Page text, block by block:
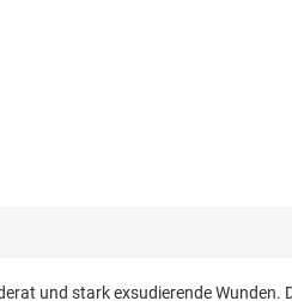
und stark exsudierende